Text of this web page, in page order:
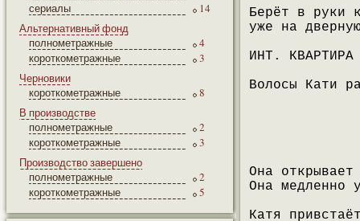
сериалы
14
Альтернативный фонд
полнометражные
4
короткометражные
3
Черновики
короткометражные
8
В производстве
полнометражные
2
короткометражные
3
Производство завершено
полнометражные
2
короткометражные
5
Берёт в руки
уже на
ИНТ. КВАРТИРА
Волосы Кати
Она
Она медленно
Катя